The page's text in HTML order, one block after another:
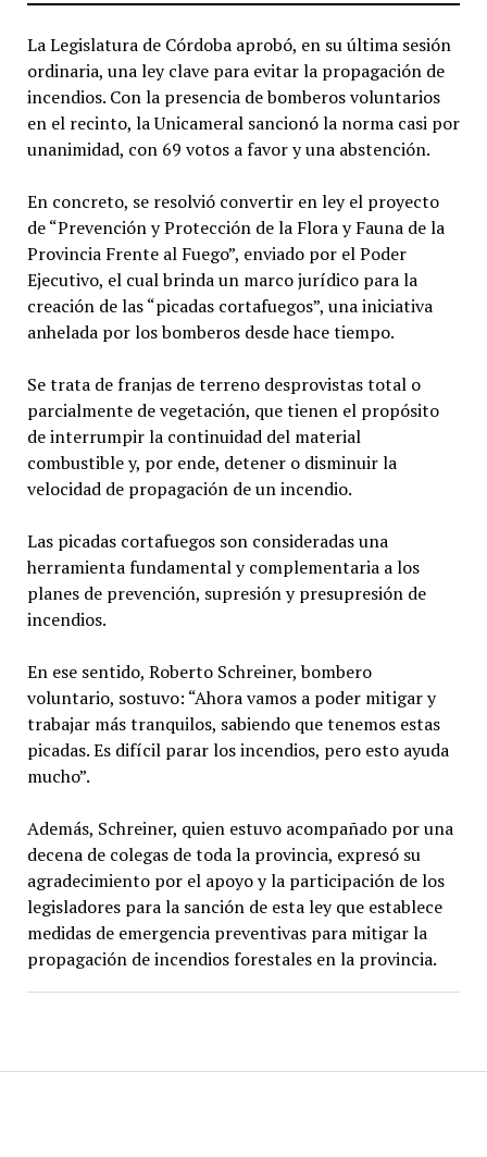
La Legislatura de Córdoba aprobó, en su última sesión
ordinaria, una ley clave para evitar la propagación de
incendios. Con la presencia de bomberos voluntarios
en el recinto, la Unicameral sancionó la norma casi por
unanimidad, con 69 votos a favor y una abstención.
En concreto, se resolvió convertir en ley el proyecto
de “Prevención y Protección de la Flora y Fauna de la
Provincia Frente al Fuego”, enviado por el Poder
Ejecutivo, el cual brinda un marco jurídico para la
creación de las “picadas cortafuegos”, una iniciativa
anhelada por los bomberos desde hace tiempo.
Se trata de franjas de terreno desprovistas total o
parcialmente de vegetación, que tienen el propósito
de interrumpir la continuidad del material
combustible y, por ende, detener o disminuir la
velocidad de propagación de un incendio.
Las picadas cortafuegos son consideradas una
herramienta fundamental y complementaria a los
planes de prevención, supresión y presupresión de
incendios.
En ese sentido, Roberto Schreiner, bombero
voluntario, sostuvo: “Ahora vamos a poder mitigar y
trabajar más tranquilos, sabiendo que tenemos estas
picadas. Es difícil parar los incendios, pero esto ayuda
mucho”.
Además, Schreiner, quien estuvo acompañado por una
decena de colegas de toda la provincia, expresó su
agradecimiento por el apoyo y la participación de los
legisladores para la sanción de esta ley que establece
medidas de emergencia preventivas para mitigar la
propagación de incendios forestales en la provincia.